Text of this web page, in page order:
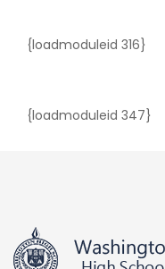
{loadmoduleid 316}
{loadmoduleid 347}